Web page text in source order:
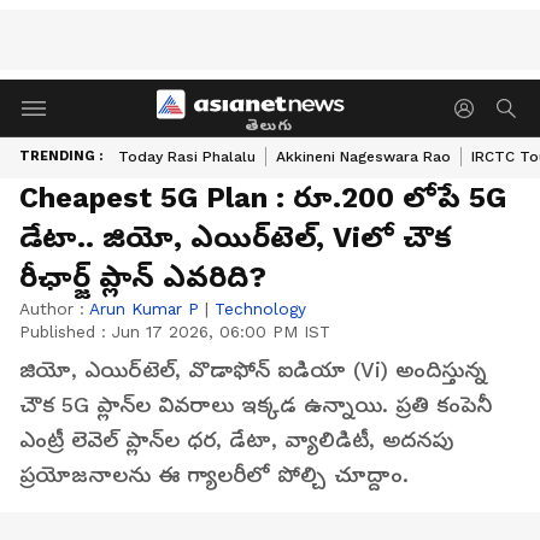
తెలుగు
TRENDING : Today Rasi Phalalu Akkineni Nageswara Rao IRCTC
Cheapest 5G Plan : రూ.200 లోపే 5G
డేటా.. జియో, ఎయిర్‌టెల్, Viలో చౌక
రీఛార్జ్ ప్లాన్ ఎవరిది?
Author : Arun Kumar P | Technology
Published : Jun 17 2026, 06:00 PM IST
జియో, ఎయిర్‌టెల్, వొడాఫోన్ ఐడియా (Vi) అందిస్తున్న
చౌక 5G ప్లాన్‌ల వివరాలు ఇక్కడ ఉన్నాయి. ప్రతి కంపెనీ
ఎంట్రీ లెవెల్ ప్లాన్‌ల ధర, డేటా, వ్యాలిడిటీ, అదనపు
ప్రయోజనాలను ఈ గ్యాలరీలో పోల్చి చూద్దాం.